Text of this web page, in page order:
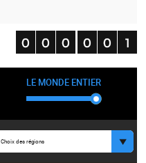
LE MONDE ENTIER
Choix des régions